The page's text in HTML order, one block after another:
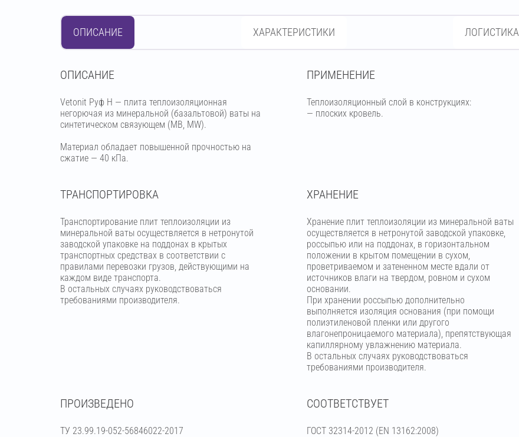
ОПИСАНИЕ ХАРАКТЕРИСТИКИ ЛОГИСТИКА
OПИСАНИЕ
Vetonit Руф Н — плита теплоизоляционная
негорючая из минеральной (базальтовой) ваты на
синтетическом связующем (МВ, MW).
Материал обладает повышенной прочностью на
сжатие — 40 кПа.
ПРИМЕНЕНИЕ
Теплоизоляционный слой в конструкциях:
— плоских кровель.
ТРАНСПОРТИРОВКА
Транспортирование плит теплоизоляции из
минеральной ваты осуществляется в нетронутой
заводской упаковке на поддонах в крытых
транспортных средствах в соответствии с
правилами перевозки грузов, действующими на
каждом виде транспорта.
В остальных случаях руководствоваться
требованиями производителя.
ХРАНЕНИЕ
Хранение плит теплоизоляции из минеральной ваты
осуществляется в нетронутой заводской упаковке,
россыпью или на поддонах, в горизонтальном
положении в крытом помещении в сухом,
проветриваемом и затененном месте вдали от
источников влаги на твердом, ровном и сухом
основании.
При хранении россыпью дополнительно
выполняется изоляция основания (при помощи
полиэтиленовой пленки или другого
влагонепроницаемого материала), препятствующая
капиллярному увлажнению материала.
В остальных случаях руководствоваться
требованиями производителя.
ПРОИЗВЕДЕНО
ТУ 23.99.19-052-56846022-2017
СООТВЕТСТВУЕТ
ГОСТ 32314-2012 (ЕN 13162:2008)